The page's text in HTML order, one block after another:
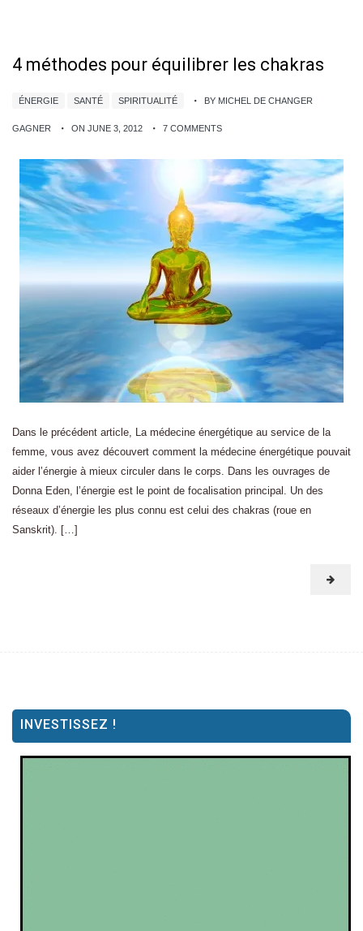
4 méthodes pour équilibrer les chakras
ÉNERGIE SANTÉ SPIRITUALITÉ BY MICHEL DE CHANGER
GAGNER ON JUNE 3, 2012 7 COMMENTS
Dans le précédent article, La médecine énergétique au service de la
femme, vous avez découvert comment la médecine énergétique pouvait
aider l’énergie à mieux circuler dans le corps. Dans les ouvrages de
Donna Eden, l’énergie est le point de focalisation principal. Un des
réseaux d’énergie les plus connu est celui des chakras (roue en
Sanskrit). […]
INVESTISSEZ !